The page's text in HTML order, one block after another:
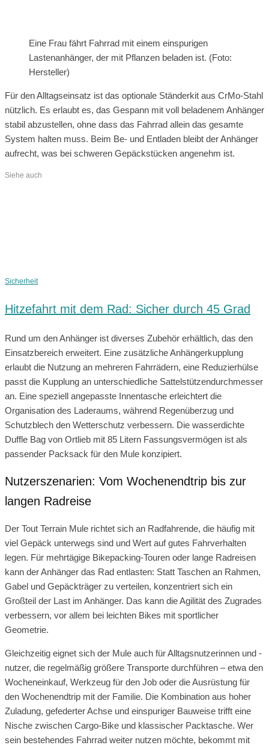
Eine Frau fährt Fahrrad mit einem einspurigen
Lastenanhänger, der mit Pflanzen beladen ist. (Foto:
Hersteller)
Für den Alltagseinsatz ist das optionale Ständerkit aus CrMo-Stahl
nützlich. Es erlaubt es, das Gespann mit voll beladenem Anhänger
stabil abzustellen, ohne dass das Fahrrad allein das gesamte
System halten muss. Beim Be- und Entladen bleibt der Anhänger
aufrecht, was bei schweren Gepäckstücken angenehm ist.
Siehe auch
Sicherheit
Hitzefahrt mit dem Rad: Sicher durch 45 Grad
Rund um den Anhänger ist diverses Zubehör erhältlich, das den
Einsatzbereich erweitert. Eine zusätzliche Anhängerkupplung
erlaubt die Nutzung an mehreren Fahrrädern, eine Reduzierhülse
passt die Kupplung an unterschiedliche Sattelstützendurchmesser
an. Eine speziell angepasste Innentasche erleichtert die
Organisation des Laderaums, während Regenüberzug und
Schutzblech den Wetterschutz verbessern. Die wasserdichte
Duffle Bag von Ortlieb mit 85 Litern Fassungsvermögen ist als
passender Packsack für den Mule konzipiert.
Nutzerszenarien: Vom Wochenendtrip bis zur
langen Radreise
Der Tout Terrain Mule richtet sich an Radfahrende, die häufig mit
viel Gepäck unterwegs sind und Wert auf gutes Fahrverhalten
legen. Für mehrtägige Bikepacking-Touren oder lange Radreisen
kann der Anhänger das Rad entlasten: Statt Taschen an Rahmen,
Gabel und Gepäckträger zu verteilen, konzentriert sich ein
Großteil der Last im Anhänger. Das kann die Agilität des Zugrades
verbessern, vor allem bei leichten Bikes mit sportlicher
Geometrie.
Gleichzeitig eignet sich der Mule auch für Alltagsnutzerinnen und -
nutzer, die regelmäßig größere Transporte durchführen – etwa den
Wocheneinkauf, Werkzeug für den Job oder die Ausrüstung für
den Wochenendtrip mit der Familie. Die Kombination aus hoher
Zuladung, gefederter Achse und einspuriger Bauweise trifft eine
Nische zwischen Cargo-Bike und klassischer Packtasche. Wer
sein bestehendes Fahrrad weiter nutzen möchte, bekommt mit